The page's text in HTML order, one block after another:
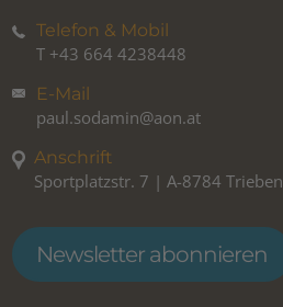
Telefon & Mobil
T +43 664 4238448
E-Mail
paul.sodamin@aon.at
Anschrift
Sportplatzstr. 7 | A-8784 Trieben
Newsletter abonnieren